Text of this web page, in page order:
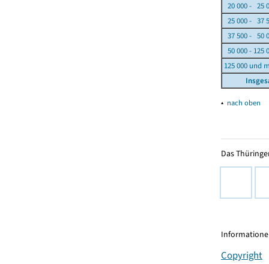
20 000 - 25
25 000 - 37
37 500 - 50
50 000 - 125
125 000 und
▴ nach oben
Das
Copyright